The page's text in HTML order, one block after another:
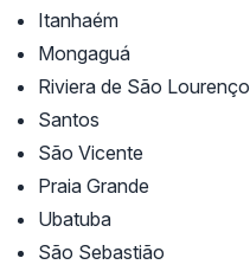
Itanhaém
Mongaguá
Riviera de São Lourenço
Santos
São Vicente
Praia Grande
Ubatuba
São Sebastião